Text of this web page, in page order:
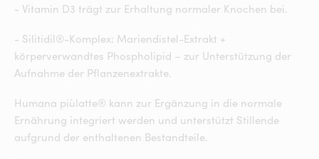
- Vitamin D3 trägt zur Erhaltung normaler Knochen bei.​
- Silitidil®-Komplex: Mariendistel-Extrakt +
körperverwandtes Phospholipid – zur Unterstützung der
Aufnahme der Pflanzenextrakte.​
Humana piùlatte® kann zur Ergänzung in die normale
Ernährung integriert werden und unterstützt Stillende
aufgrund der enthaltenen Bestandteile.